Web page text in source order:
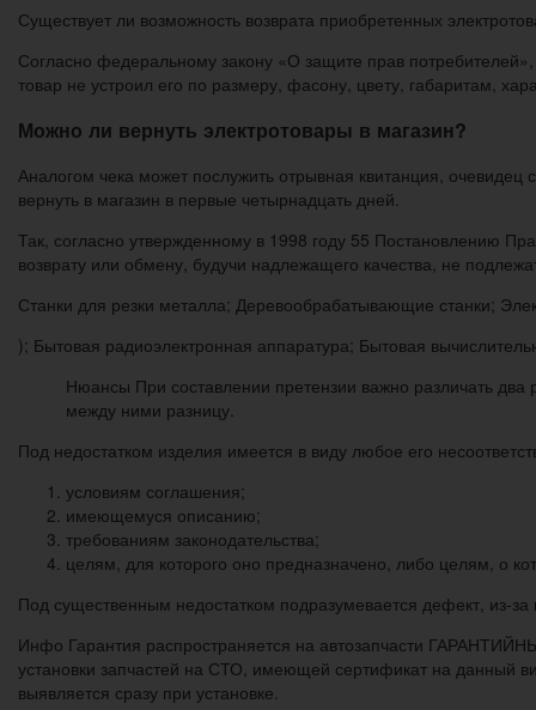
Существует ли возможность возврата приобретенных
Согласно федеральному закону «О защите прав
товар не устроил его по размеру, фасону, цвету, габаритам,
Можно ли вернуть электротовары в магазин?
Аналогом чека может послужить отрывная квитанция,
вернуть в магазин в первые четырнадцать дней.
Так, согласно утвержденному в 1998 году 55 Постановлению
возврату или обмену, будучи надлежащего качества, не
Станки для резки металла; Деревообрабатывающие станки;
); Бытовая радиоэлектронная аппаратура; Бытовая
Нюансы При составлении претензии важно различать два
между ними разницу.
Под недостатком изделия имеется в виду любое его
условиям соглашения;
имеющемуся описанию;
требованиям законодательства;
целям, для которого оно предназначено, либо целям, о
Под существенным недостатком подразумевается дефект, из-
Инфо Гарантия распространяется на автозапчасти
установки запчастей на СТО, имеющей сертификат на данный
выявляется сразу при установке.